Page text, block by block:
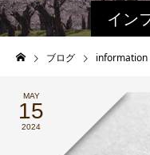
イン
ブログ information
MAY
15
2024